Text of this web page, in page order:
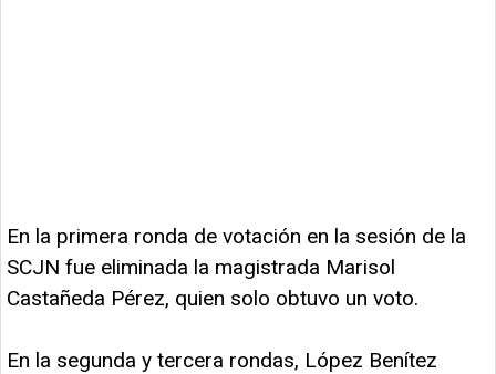
En la primera ronda de votación en la sesión de la
SCJN fue eliminada la magistrada Marisol
Castañeda Pérez, quien solo obtuvo un voto.
En la segunda y tercera rondas, López Benítez